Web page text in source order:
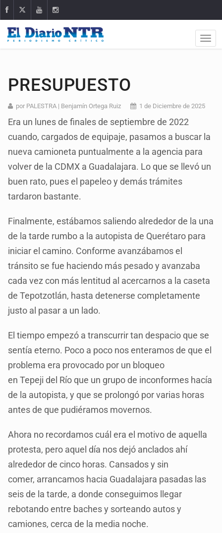
PRESUPUESTO
por PALESTRA | Benjamín Ortega Ruiz 1 de Diciembre de 2025
Era un lunes de finales de septiembre de 2022
cuando, cargados de equipaje, pasamos a buscar la
nueva camioneta puntualmente a la agencia para
volver de la CDMX a Guadalajara. Lo que se llevó un
buen rato, pues el papeleo y demás trámites
tardaron bastante.
Finalmente, estábamos saliendo alrededor de la una
de la tarde rumbo a la autopista de Querétaro para
iniciar el camino. Conforme avanzábamos el
tránsito se fue haciendo más pesado y avanzaba
cada vez con más lentitud al acercarnos a la caseta
de Tepotzotlán, hasta detenerse completamente
justo al pasar a un lado.
El tiempo empezó a transcurrir tan despacio que se
sentía eterno. Poco a poco nos enteramos de que el
problema era provocado por un bloqueo
en Tepeji del Río que un grupo de inconformes hacía
de la autopista, y que se prolongó por varias horas
antes de que pudiéramos movernos.
Ahora no recordamos cuál era el motivo de aquella
protesta, pero aquel día nos dejó anclados ahí
alrededor de cinco horas. Cansados y sin
comer, arrancamos hacia Guadalajara pasadas las
seis de la tarde, a donde conseguimos llegar
rebotando entre baches y sorteando autos y
camiones, cerca de la media noche.